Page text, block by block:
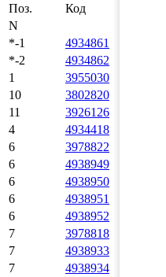
Поз. Код
N
*-1
4934861
*-2
4934862
1
3955030
10
3802820
11
3926126
4
4934418
6
3978822
6
4938949
6
4938950
6
4938951
6
4938952
7
3978818
7
4938933
7
4938934